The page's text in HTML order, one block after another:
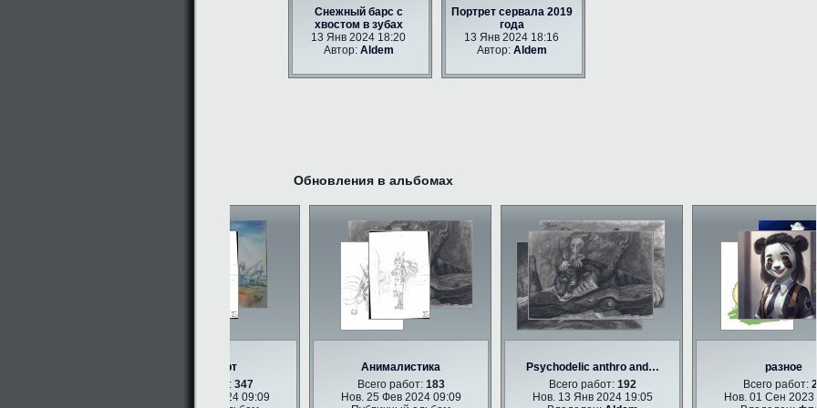
Снежный барс с
хвостом в зубах
13 Янв 2024 18:20
Автор: Aldem
Портрет сервала 2019
года
13 Янв 2024 18:16
Автор: Aldem
Обновления в альбомах
347
Нов. 25 Фев 2024 09:09
Анималистика
Всего работ:183
Нов. 25 Фев 2024 09:09
Psychodelic anthro and…
Всего работ:192
Нов. 13 Янв 2024 19:05
разное
Всего работ:26
Нов. 01 Сен 2023